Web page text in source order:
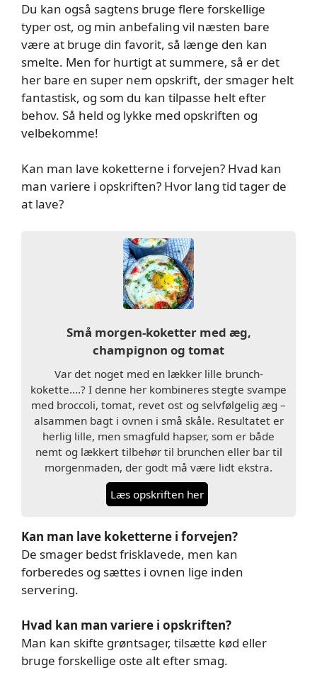
Du kan også sagtens bruge flere forskellige
typer ost, og min anbefaling vil næsten bare
være at bruge din favorit, så længe den kan
smelte. Men for hurtigt at summere, så er det
her bare en super nem opskrift, der smager helt
fantastisk, og som du kan tilpasse helt efter
behov. Så held og lykke med opskriften og
velbekomme!
Kan man lave koketterne i forvejen? Hvad kan
man variere i opskriften? Hvor lang tid tager de
at lave?
Små morgen-koketter med æg,
champignon og tomat
Var det noget med en lækker lille brunch-
kokette….? I denne her kombineres stegte svampe
med broccoli, tomat, revet ost og selvfølgelig æg –
alsammen bagt i ovnen i små skåle. Resultatet er
herlig lille, men smagfuld hapser, som er både
nemt og lækkert tilbehør til brunchen eller bar til
morgenmaden, der godt må være lidt ekstra.
Læs opskriften her
Kan man lave koketterne i forvejen?
De smager bedst frisklavede, men kan
forberedes og sættes i ovnen lige inden
servering.
Hvad kan man variere i opskriften?
Man kan skifte grøntsager, tilsætte kød eller
bruge forskellige oste alt efter smag.